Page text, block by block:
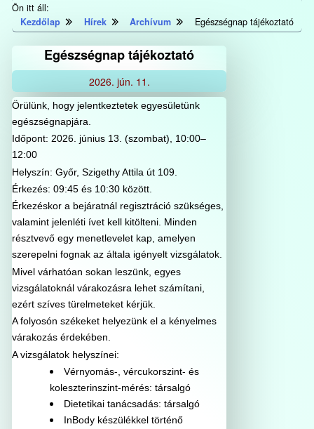
Ön itt áll:
Kezdőlap
Hírek Archívum Egészségnap tájékoztató
Egészségnap tájékoztató
2026. jún. 11.
Örülünk, hogy jelentkeztetek egyesületünk
egészségnapjára.
Időpont: 2026. június 13. (szombat), 10:00–
12:00
Helyszín: Győr, Szigethy Attila út 109.
Érkezés: 09:45 és 10:30 között.
Érkezéskor a bejáratnál regisztráció szükséges,
valamint jelenléti ívet kell kitölteni. Minden
résztvevő egy menetlevelet kap, amelyen
szerepelni fognak az általa igényelt vizsgálatok.
Mivel várhatóan sokan leszünk, egyes
vizsgálatoknál várakozásra lehet számítani,
ezért szíves türelmeteket kérjük.
A folyosón székeket helyezünk el a kényelmes
várakozás érdekében.
A vizsgálatok helyszínei:
Vérnyomás-, vércukorszint- és
koleszterinszint-mérés: társalgó
Dietetikai tanácsadás: társalgó
InBody készülékkel történő